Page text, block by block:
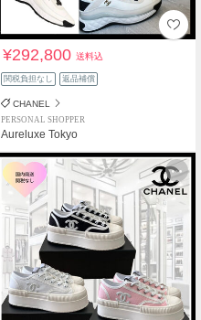
¥292,800送料込
関税負担なし 返品補償
CHANEL
PERSONAL SHOPPER
Aureluxe Tokyo